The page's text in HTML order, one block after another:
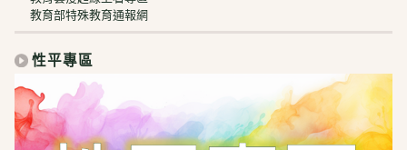
教育部特殊教育通報網
性平專區